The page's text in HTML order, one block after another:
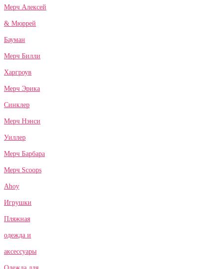
Мерч Алексей
& Мюррей
Бауман
Мерч Билли
Харгроув
Мерч Эрика
Синклер
Мерч Нэнси
Уиллер
Мерч Барбара
Мерч Scoops
Ahoy
Игрушки
Пляжная
одежда и
аксессуары